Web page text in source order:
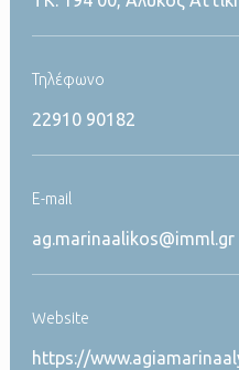
Τηλέφωνο
22910 90182
Ε-mail
ag.marinaalikos@imml.gr
Website
https://